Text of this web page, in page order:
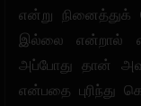
என்று
இல்லை என்றால்
அப்போது தான்
என்பதை